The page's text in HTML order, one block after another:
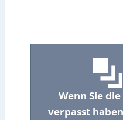
Wenn Sie
verpasst